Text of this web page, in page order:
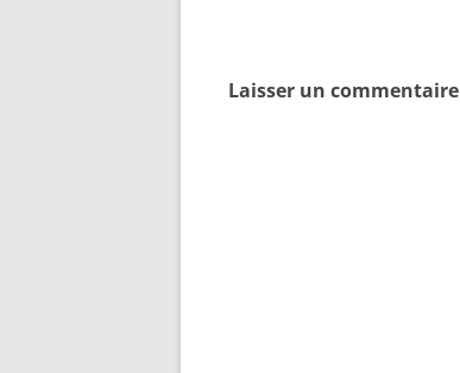
Laisser un commentaire